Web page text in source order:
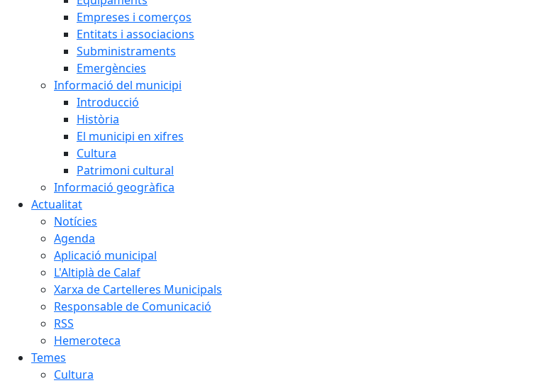
Empreses i comerços
Entitats i associacions
Subministraments
Emergències
Informació del municipi
Introducció
Història
El municipi en xifres
Cultura
Patrimoni cultural
Informació geogràfica
Actualitat
Notícies
Agenda
Aplicació municipal
L'Altiplà de Calaf
Xarxa de Cartelleres Municipals
Responsable de Comunicació
RSS
Hemeroteca
Temes
Cultura